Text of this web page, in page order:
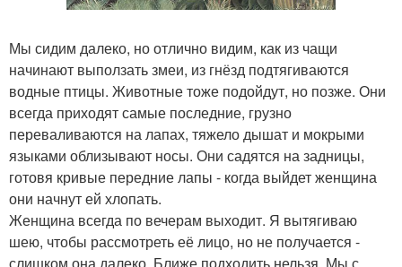
Мы сидим далеко, но отлично видим, как из чащи
начинают выползать змеи, из гнёзд подтягиваются
водные птицы. Животные тоже подойдут, но позже. Они
всегда приходят самые последние, грузно
переваливаются на лапах, тяжело дышат и мокрыми
языками облизывают носы. Они садятся на задницы,
готовя кривые передние лапы - когда выйдет женщина
они начнут ей хлопать.
Женщина всегда по вечерам выходит. Я вытягиваю
шею, чтобы рассмотреть её лицо, но не получается -
слишком она далеко. Ближе подходить нельзя. Мы с